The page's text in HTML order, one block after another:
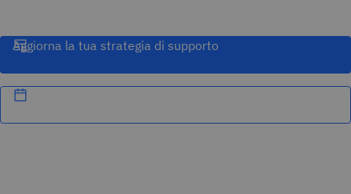
Aggiorna la tua strategia di supporto